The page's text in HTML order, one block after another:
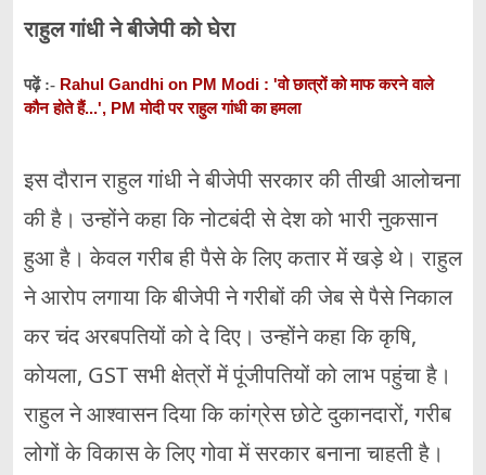
राहुल गांधी ने बीजेपी को घेरा
पढ़ें :- Rahul Gandhi on PM Modi : 'वो छात्रों को माफ करने वाले
कौन होते हैं...', PM मोदी पर राहुल गांधी का हमला
इस दौरान राहुल गांधी ने बीजेपी सरकार की तीखी आलोचना
की है। उन्होंने कहा कि नोटबंदी से देश को भारी नुकसान
हुआ है। केवल गरीब ही पैसे के लिए कतार में खड़े थे। राहुल
ने आरोप लगाया कि बीजेपी ने गरीबों की जेब से पैसे निकाल
कर चंद अरबपतियों को दे दिए। उन्होंने कहा कि कृषि,
कोयला, GST सभी क्षेत्रों में पूंजीपतियों को लाभ पहुंचा है।
राहुल ने आश्वासन दिया कि कांग्रेस छोटे दुकानदारों, गरीब
लोगों के विकास के लिए गोवा में सरकार बनाना चाहती है।